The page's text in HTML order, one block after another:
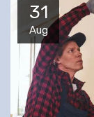
31
Aug